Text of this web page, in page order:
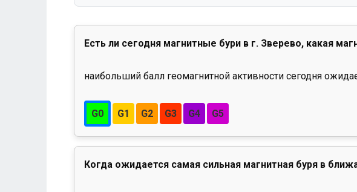
Есть ли сегодня магнитные бури в г. Зверево, какая
наибольший балл геомагнитной активности сегодня
G0 G1 G2 G3 G4 G5
Когда ожидается самая сильная магнитная буря в